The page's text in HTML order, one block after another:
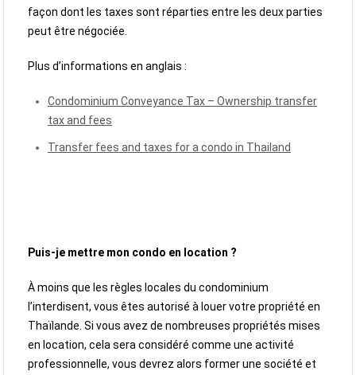
façon dont les taxes sont réparties entre les deux parties
peut être négociée.
Plus d’informations en anglais :
Condominium Conveyance Tax – Ownership transfer
tax and fees
Transfer fees and taxes for a condo in Thailand
Puis-je mettre mon condo en location ?
À moins que les règles locales du condominium
l’interdisent, vous êtes autorisé à louer votre propriété en
Thaïlande. Si vous avez de nombreuses propriétés mises
en location, cela sera considéré comme une activité
professionnelle, vous devrez alors former une société et